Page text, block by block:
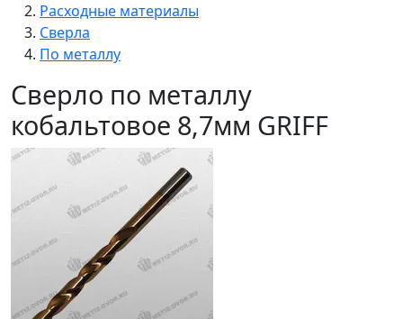
Расходные материалы
Сверла
По металлу
Сверло по металлу
кобальтовое 8,7мм GRIFF